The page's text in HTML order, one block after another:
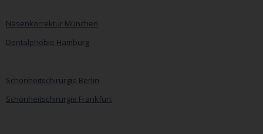
Nasenkorrektur München
Dentalphobie Hamburg
Schönheitschirurgie Berlin
Schönheitschirurgie Frankfurt